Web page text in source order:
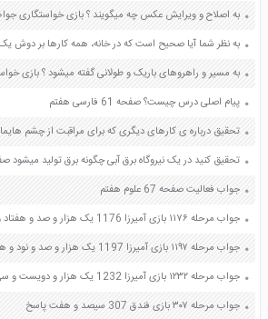
به اصلاح و ویرایش عکس چه میگویند ؟ بازی خواستگاری
به مسیر و راهروهای باریک و طولانی گفته میشود ؟ بازی
پیام اصلی درس چیست؟ صفحه 61 فارسی هفتم
تحقیق کنید در یک نیروگاه برق آبی چگونه برق تولید میشود صفحه 96 علوم
جواب فعالیت صفحه 67 علوم هفتم
جواب مرحله ۱۱۷۶ بازی آمیرزا 1176 یک هزار و صد و هفتاد و شش پاسخ
جواب مرحله ۱۱۹۷ بازی آمیرزا 1197 یک هزار و صد و نود و هفت پاسخ
جواب مرحله ۱۲۳۲ بازی آمیرزا 1232 یک هزار و دویست و سی و دو پاسخ
جواب مرحله ۳۰۷ بازی فندق 307 سیصد و هفت پاسخ